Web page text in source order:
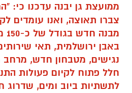
ממועצת גן יבנה עדכנו כי:
צברו תאוצה, ואנו עומדים
באבן ירושלמית, תאי
נגישים, מטבחון חדש, מרחב
חלל פתוח לקיום פעולות
לתשתיות ביוב ומים, שדרוג